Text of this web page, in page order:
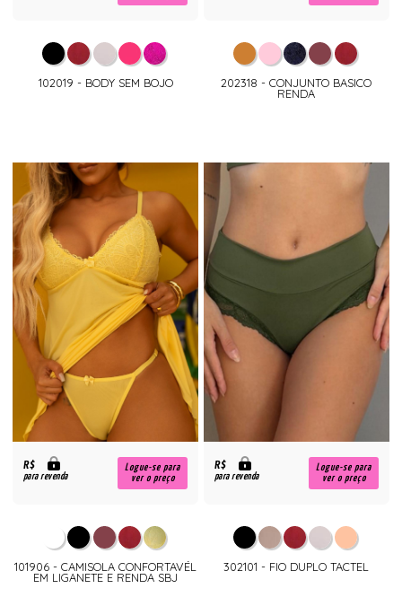
102019 - BODY SEM BOJO 202318 - CONJUNTO BASICO
RENDA
R$
para revenda
Logue-se para
ver o preço
101906 - CAMISOLA CONFORTAVÉL
EM LIGANETE E RENDA SBJ
R$
para revenda
Logue-se para
ver o preço
302101 - FIO DUPLO TACTEL